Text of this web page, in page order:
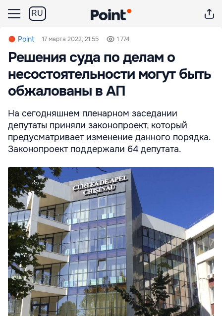
RU
Point 17 марта 2022, 21:55 1 774
Решения суда по делам о
несостоятельности могут быть
обжалованы в АП
На сегодняшнем пленарном заседании
депутаты приняли законопроект, который
предусматривает изменение данного порядка.
Законопроект поддержали 64 депутата.